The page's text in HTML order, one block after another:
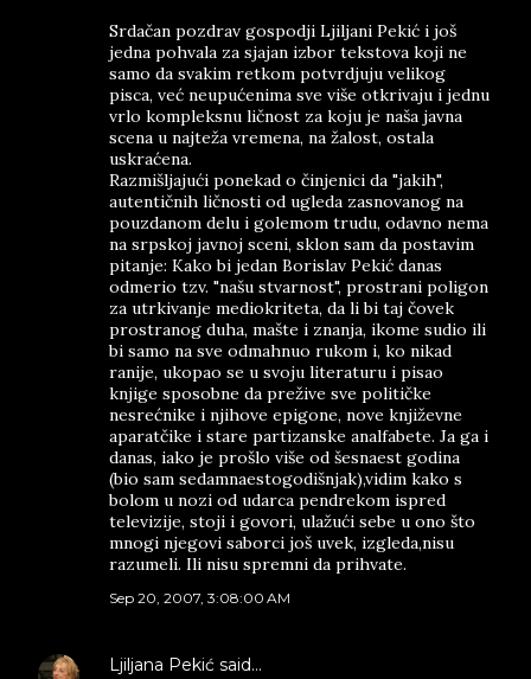
Srdačan pozdrav gospodji Ljiljani Pekić i još
jedna pohvala za sjajan izbor tekstova koji ne
samo da svakim retkom potvrdjuju velikog
pisca, već neupućenima sve više otkrivaju i jednu
vrlo kompleksnu ličnost za koju je naša javna
scena u najteža vremena, na žalost, ostala
uskraćena.
Razmišljajući ponekad o činjenici da "jakih",
autentičnih ličnosti od ugleda zasnovanog na
pouzdanom delu i golemom trudu, odavno nema
na srpskoj javnoj sceni, sklon sam da postavim
pitanje: Kako bi jedan Borislav Pekić danas
odmerio tzv. "našu stvarnost", prostrani poligon
za utrkivanje mediokriteta, da li bi taj čovek
prostranog duha, mašte i znanja, ikome sudio ili
bi samo na sve odmahnuo rukom i, ko nikad
ranije, ukopao se u svoju literaturu i pisao
knjige sposobne da prežive sve političke
nesrećnike i njihove epigone, nove književne
aparatčike i stare partizanske analfabete. Ja ga i
danas, iako je prošlo više od šesnaest godina
(bio sam sedamnaestogodišnjak),vidim kako s
bolom u nozi od udarca pendrekom ispred
televizije, stoji i govori, ulažući sebe u ono što
mnogi njegovi saborci još uvek, izgleda,nisu
razumeli. Ili nisu spremni da prihvate.
Sep 20, 2007, 3:08:00 AM
Ljiljana Pekić said…